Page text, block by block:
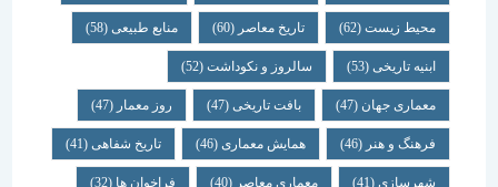
محیط زیست(62) تاریخ معاصر(60) منابع طبیعی(58)
ابنیه تاریخی(53) سالروز و نکوداشت(52)
معماری جهان (47) بافت تاریخی(47) روز معمار(47)
فرهنگ و هنر(46) همایش معماری (46) تاریخ شفاهی (41)
شهرسازی(41) معماری معاصر(40) فراخوان ها (32)